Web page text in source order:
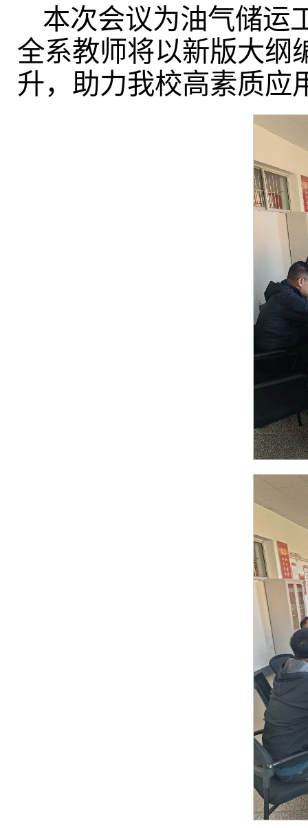
本次会议为油气储运
全系教师将以新版大纲
升，助力我校高素质应